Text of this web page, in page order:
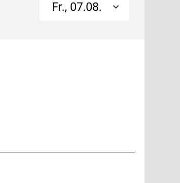
Fr., 07.08.